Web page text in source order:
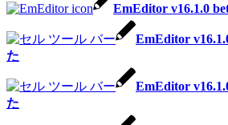
EmEditor v16.1.0
EmEditor
た
EmEditor
た